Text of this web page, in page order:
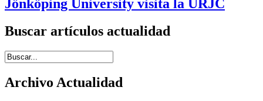
Jönköping University visita la URJC
Buscar artículos actualidad
Introduce términos de búsqueda
Archivo Actualidad